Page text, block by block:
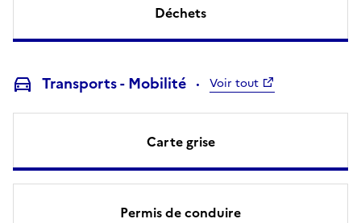
Déchets
Transports - Mobilité Voir tout
Carte grise
Permis de conduire